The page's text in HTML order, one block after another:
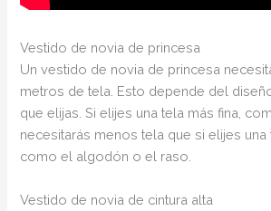
Vestido de novia de princesa
Un vestido de novia de princesa
metros de tela. Esto depende del
que elijas. Si elijes una tela más fina,
necesitarás menos tela que si elijes una
como el algodón o el raso.
Vestido de novia de cintura alta